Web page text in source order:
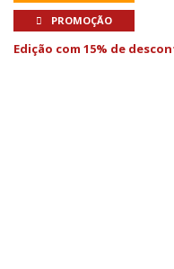
PROMOÇÃO
Edição com 15% de